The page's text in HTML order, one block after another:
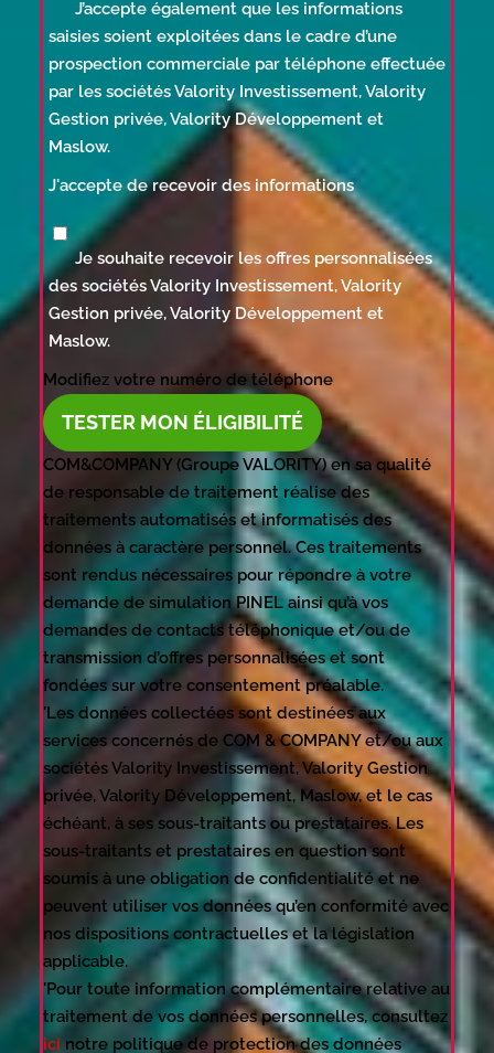
J’accepte également que les informations
saisies soient exploitées dans le cadre d’une
prospection commerciale par téléphone effectuée
par les sociétés Valority Investissement, Valority
Gestion privée, Valority Développement et
Maslow.
J'accepte de recevoir des informations
Je souhaite recevoir les offres personnalisées
des sociétés Valority Investissement, Valority
Gestion privée, Valority Développement et
Maslow.
Modifiez votre numéro de téléphone
TESTER MON ÉLIGIBILITÉ
COM&COMPANY (Groupe VALORITY) en sa qualité
de responsable de traitement réalise des
traitements automatisés et informatisés des
données à caractère personnel. Ces traitements
sont rendus nécessaires pour répondre à votre
demande de simulation PINEL ainsi qu’à vos
demandes de contacts téléphonique et/ou de
transmission d’offres personnalisées et sont
fondées sur votre consentement préalable.
'Les données collectées sont destinées aux
services concernés de COM & COMPANY et/ou aux
sociétés Valority Investissement, Valority Gestion
privée, Valority Développement, Maslow, et le cas
échéant, à ses sous-traitants ou prestataires. Les
sous-traitants et prestataires en question sont
soumis à une obligation de confidentialité et ne
peuvent utiliser vos données qu’en conformité avec
nos dispositions contractuelles et la législation
applicable.
'Pour toute information complémentaire relative au
traitement de vos données personnelles, consultez
ici notre politique de protection des données